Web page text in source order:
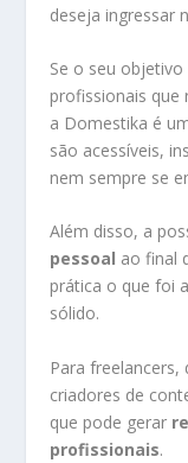
deseja ingressar
Se o seu
profissionais que
a Domestika é
são acessíveis,
nem sempre se
Além disso, a
pessoal ao final
prática o que foi
sólido.
Para
criadores de
que pode gerar
profissionais.